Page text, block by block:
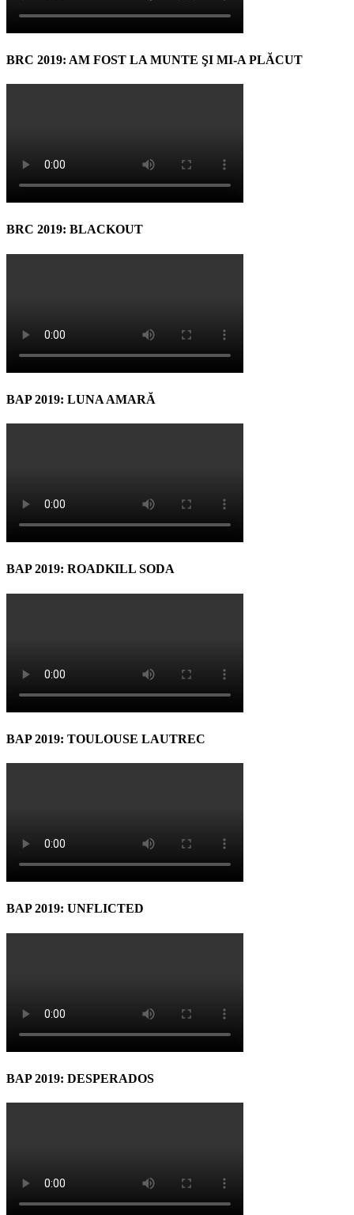
BRC 2019: AM FOST LA MUNTE ŞI MI-A PLĂCUT
BRC 2019: BLACKOUT
BAP 2019: LUNA AMARĂ
BAP 2019: ROADKILL SODA
BAP 2019: TOULOUSE LAUTREC
BAP 2019: UNFLICTED
BAP 2019: DESPERADOS